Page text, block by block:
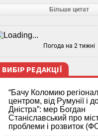
Більше цитат
Погода на 2 тижні
ВИБІР РЕДАКЦІЇ
“Бачу Коломию
центром, від Румунії і
Дністра”: мер Богдан
Станіславський про
проблеми і розвиток